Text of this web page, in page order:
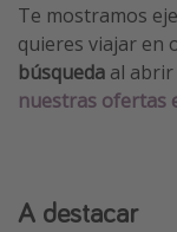
El Rey León el
Harry Potter en
Eventos
Te mostramos
quieres viajar en
búsqueda al
nuestras ofertas
A destacar